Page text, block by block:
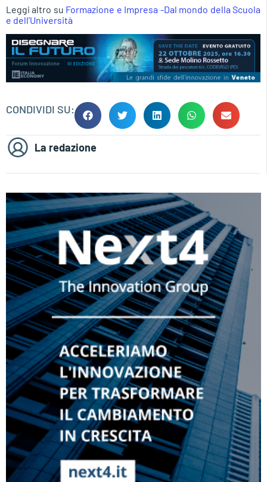
Leggi altro su Formazione e Impresa -Dal mondo della Scuola
e dell’Università
CONDIVIDI SU:
La redazione